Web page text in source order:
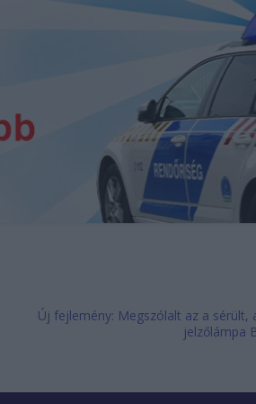
Új fejlemény: Megszólalt az a sérült,
jelzőlámpa